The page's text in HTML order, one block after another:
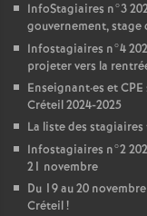
InfoStagiaires n°3
gouvernement, stage
Infostagiaires n°4
projeter vers la
Enseignant·es etCPE
Créteil 2024-2025
La liste des
Infostagiaires n°2
21 novembre
Du 19 au 20
Créteil!